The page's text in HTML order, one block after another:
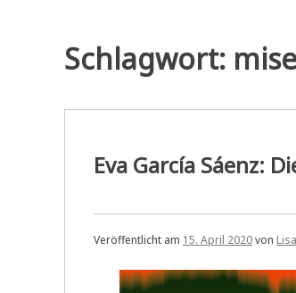
Schlagwort:
Eva García Sáenz:
Veröffentlicht am 15. April 2020von